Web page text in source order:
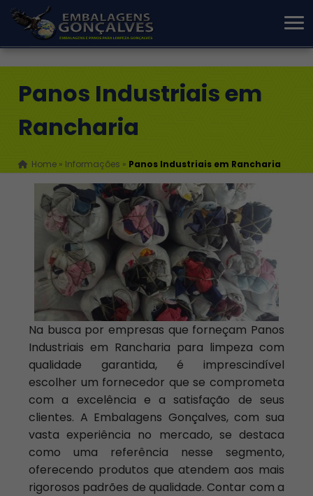
Panos Industriais em
Rancharia
Home » Informações » Panos Industriais em Rancharia
Na busca por empresas que forneçam Panos
Industriais em Rancharia para limpeza com
qualidade garantida, é imprescindível
escolher um fornecedor que se comprometa
com a excelência e a satisfação de seus
clientes. A Embalagens Gonçalves, com sua
vasta experiência no mercado, se destaca
como uma referência nesse segmento,
oferecendo produtos que atendem aos mais
rigorosos padrões de qualidade. Contar com a